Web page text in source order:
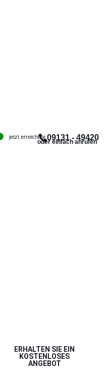
oder einfach anrufen
09131 - 49420
jetzt erreichbar
ERHALTEN SIE EIN
KOSTENLOSES
ANGEBOT